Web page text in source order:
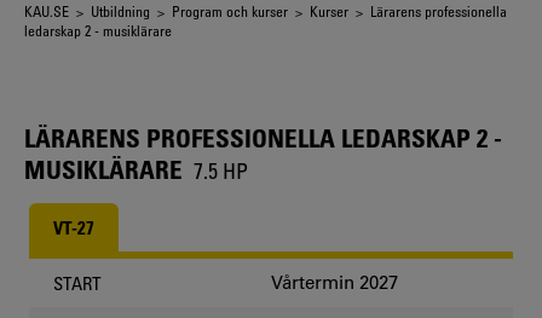
Länkstig
KAU.SE > Utbildning > Program och kurser > Kurser > Lärarens professionella
ledarskap 2 - musiklärare
LÄRARENS PROFESSIONELLA LEDARSKAP 2 -
MUSIKLÄRARE 7.5 HP
VT-27
START Vårtermin 2027